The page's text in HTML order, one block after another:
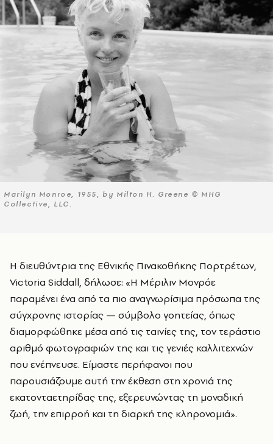
Marilyn Monroe, 1955, by Milton H. Greene © MHG
Collective, LLC.
Η διευθύντρια της Εθνικής Πινακοθήκης Πορτρέτων,
Victoria Siddall, δήλωσε: «Η Μέριλιν Μονρόε
παραμένει ένα από τα πιο αναγνωρίσιμα πρόσωπα της
σύγχρονης ιστορίας — σύμβολο γοητείας, όπως
διαμορφώθηκε μέσα από τις ταινίες της, τον τεράστιο
αριθμό φωτογραφιών της και τις γενιές καλλιτεχνών
που ενέπνευσε. Είμαστε περήφανοι που
παρουσιάζουμε αυτή την έκθεση στη χρονιά της
εκατονταετηρίδας της, εξερευνώντας τη μοναδική
ζωή, την επιρροή και τη διαρκή της κληρονομιά».